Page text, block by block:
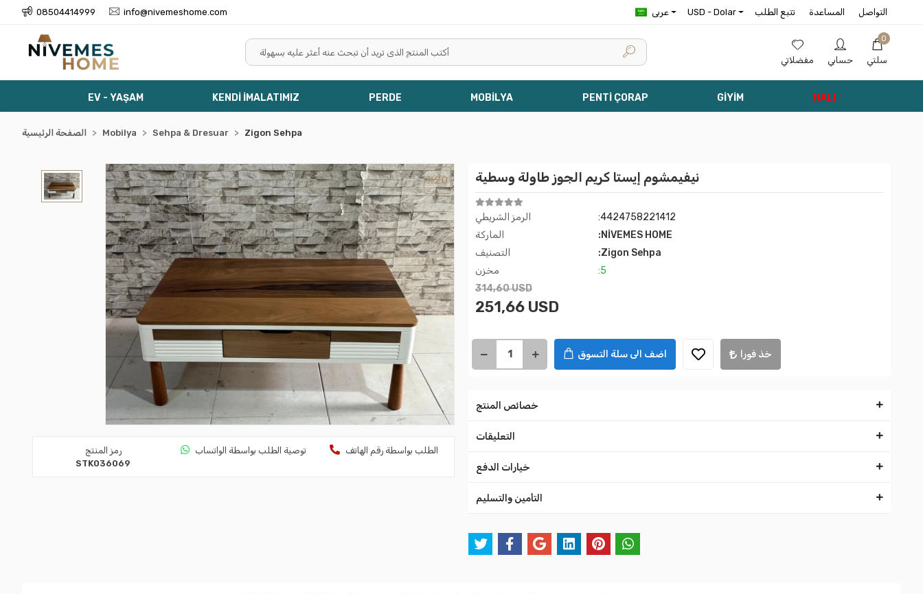
08504414999 info@nivemeshome.com عربى USD - Dolar تتبع الطلب المساعدة التواصل
مفضلاتي حسابي
0
سلتي
EV - YAŞAM KENDİ İMALATIMIZ PERDE MOBİLYA PENTİ ÇORAP GİYİM HALI
الصفحة الرئيسية Mobilya Sehpa & Dresuar Zigon Sehpa
%20
رمز المنتج
STK036069
توصية الطلب بواسطة الواتساب الطلب بواسطة رقم الهاتف
نيفيمشوم إيستا كريم الجوز طاولة وسطية
الرمز الشريطي
:4424758221412
الماركة
:NİVEMES HOME
التصنيف
:Zigon Sehpa
مخزن
:5
314,60 USD
251,66 USD
اضف الى سلة التسوق خذ فورا
خصائص المنتج
التعليقات
خيارات الدفع
التأمين والتسليم